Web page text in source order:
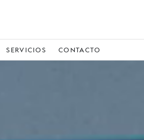
SERVICIOS CONTACTO